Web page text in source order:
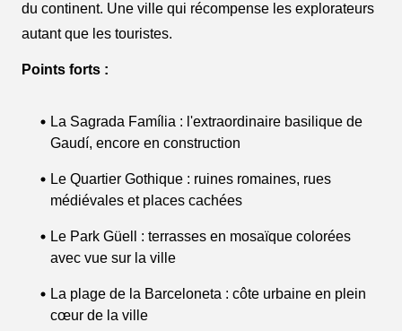
du continent. Une ville qui récompense les explorateurs
autant que les touristes.
Points forts :
La Sagrada Família : l'extraordinaire basilique de
Gaudí, encore en construction
Le Quartier Gothique : ruines romaines, rues
médiévales et places cachées
Le Park Güell : terrasses en mosaïque colorées
avec vue sur la ville
La plage de la Barceloneta : côte urbaine en plein
cœur de la ville